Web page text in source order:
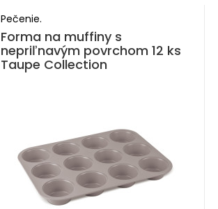
Pečenie.
Forma na muffiny s
nepriľnavým povrchom 12 ks
Taupe Collection